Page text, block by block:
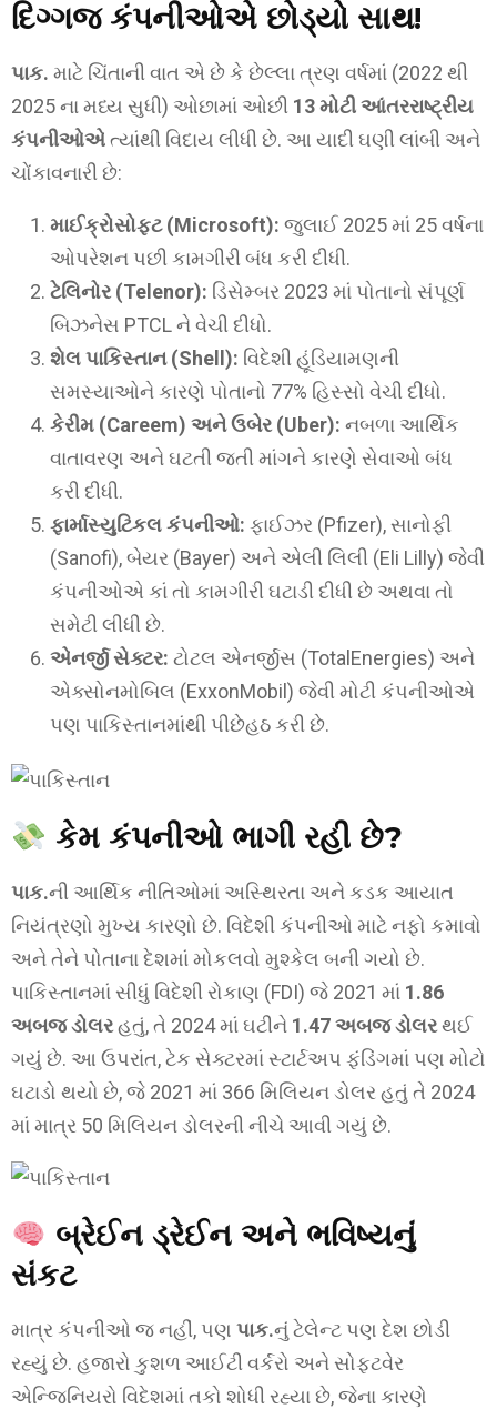
દિગ્ગજ કંપનીઓએ છોડ્યો સાથ!
પાક. માટે ચિંતાની વાત એ છે કે છેલ્લા ત્રણ વર્ષમાં (2022 થી
2025 ના મધ્ય સુધી) ઓછામાં ઓછી 13 મોટી આંતરરાષ્ટ્રીય
કંપનીઓએત્યાંથી વિદાય લીધી છે. આ યાદી ઘણી લાંબી અને
ચોંકાવનારી છે:
માઈક્રોસોફ્ટ (Microsoft): જુલાઈ 2025 માં 25 વર્ષના
ઓપરેશન પછી કામગીરી બંધ કરી દીધી.
ટેલિનોર (Telenor): ડિસેમ્બર 2023 માં પોતાનો સંપૂર્ણ
બિઝનેસ PTCL ને વેચી દીધો.
શેલ પાકિસ્તાન (Shell): વિદેશી હૂંડિયામણની
સમસ્યાઓને કારણે પોતાનો 77% હિસ્સો વેચી દીધો.
કેરીમ (Careem) અને ઉબેર (Uber): નબળા આર્થિક
વાતાવરણ અને ઘટતી જતી માંગને કારણે સેવાઓ બંધ
કરી દીધી.
ફાર્માસ્યુટિકલ કંપનીઓ: ફાઈઝર (Pfizer), સાનોફી
(Sanofi), બેયર (Bayer) અને એલી લિલી (Eli Lilly) જેવી
કંપનીઓએ કાં તો કામગીરી ઘટાડી દીધી છે અથવા તો
સમેટી લીધી છે.
એનર્જી સેક્ટર: ટોટલ એનર્જીસ (TotalEnergies) અને
એક્સોનમોબિલ (ExxonMobil) જેવી મોટી કંપનીઓએ
પણ પાકિસ્તાનમાંથી પીછેહઠ કરી છે.
કેમ કંપનીઓ ભાગી રહી છે?
પાક.ની આર્થિક નીતિઓમાં અસ્થિરતા અને કડક આયાત
નિયંત્રણો મુખ્ય કારણો છે. વિદેશી કંપનીઓ માટે નફો કમાવો
અને તેને પોતાના દેશમાં મોકલવો મુશ્કેલ બની ગયો છે.
પાકિસ્તાનમાં સીધું વિદેશી રોકાણ (FDI) જે 2021 માં 1.86
અબજ ડોલરહતું, તે 2024 માં ઘટીને 1.47 અબજ ડોલરથઈ
ગયું છે. આ ઉપરાંત, ટેક સેક્ટરમાં સ્ટાર્ટઅપ ફંડિંગમાં પણ મોટો
ઘટાડો થયો છે, જે 2021 માં 366 મિલિયન ડોલર હતું તે 2024
માં માત્ર 50 મિલિયન ડોલરની નીચે આવી ગયું છે.
બ્રેઈન ડ્રેઈન અને ભવિષ્યનું
સંકટ
માત્ર કંપનીઓ જ નહીં, પણ પાક.નું ટેલેન્ટ પણ દેશ છોડી
રહ્યું છે. હજારો કુશળ આઈટી વર્કરો અને સોફ્ટવેર
એન્જિનિયરો વિદેશમાં તકો શોધી રહ્યા છે, જેના કારણે